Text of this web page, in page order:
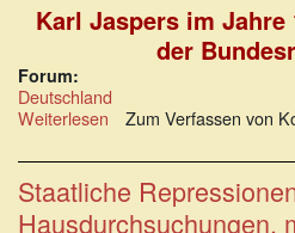
Karl Jaspers im Jahre
der
Forum:
Deutschland
Weiterlesen über
Demokratie,
sondern
Parteienoligarchie.
Zum Verfassen von
Staatliche
Hausdurchsuchungen,